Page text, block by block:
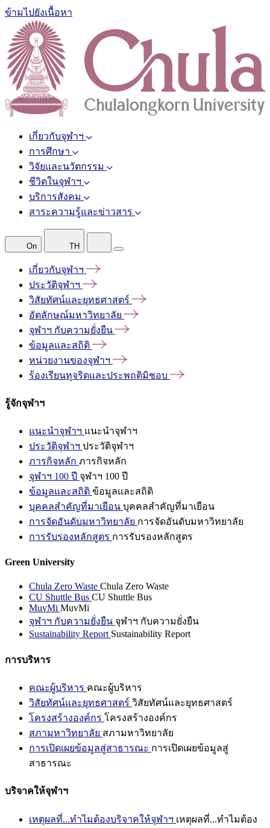
ข้ามไปยังเนื้อหา
เกี่ยวกับจุฬาฯ
การศึกษา
วิจัยและนวัตกรรม
ชีวิตในจุฬาฯ
บริการสังคม
สาระความรู้และข่าวสาร
On TH
เกี่ยวกับจุฬาฯ
ประวัติจุฬาฯ
วิสัยทัศน์และยุทธศาสตร์
อัตลักษณ์มหาวิทยาลัย
จุฬาฯ กับความยั่งยืน
ข้อมูลและสถิติ
หน่วยงานของจุฬาฯ
ร้องเรียนทุจริตและประพฤติมิชอบ
รู้จักจุฬาฯ
แนะนำจุฬาฯ แนะนำจุฬาฯ
ประวัติจุฬาฯ ประวัติจุฬาฯ
ภารกิจหลัก ภารกิจหลัก
จุฬาฯ 100 ปี จุฬาฯ 100 ปี
ข้อมูลและสถิติ ข้อมูลและสถิติ
บุคคลสำคัญที่มาเยือน บุคคลสำคัญที่มาเยือน
การจัดอันดับมหาวิทยาลัย การจัดอันดับมหาวิทยาลัย
การรับรองหลักสูตร การรับรองหลักสูตร
Green University
Chula Zero Waste Chula Zero Waste
CU Shuttle Bus CU Shuttle Bus
MuvMi MuvMi
จุฬาฯ กับความยั่งยืน จุฬาฯ กับความยั่งยืน
Sustainability Report Sustainability Report
การบริหาร
คณะผู้บริหาร คณะผู้บริหาร
วิสัยทัศน์และยุทธศาสตร์ วิสัยทัศน์และยุทธศาสตร์
โครงสร้างองค์กร โครงสร้างองค์กร
สภามหาวิทยาลัย สภามหาวิทยาลัย
การเปิดเผยข้อมูลสู่สาธารณะ การเปิดเผยข้อมูลสู่
สาธารณะ
บริจาคให้จุฬาฯ
เหตุผลที่...ทำไมต้องบริจาคให้จุฬาฯ เหตุผลที่...ทำไมต้อง